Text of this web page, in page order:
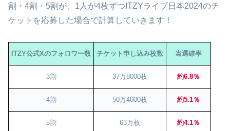
割・4割・5割が、1人が4枚ずつITZYライブ日本2024のチ
ケットを応募した場合で計算していきます！
ITZY公式Xのフォロワー数 チケット申し込み枚数 当選確率
3割 37万8000枚 約6.8％
4割 50万4000枚 約5.1％
5割 63万枚 約4.1％